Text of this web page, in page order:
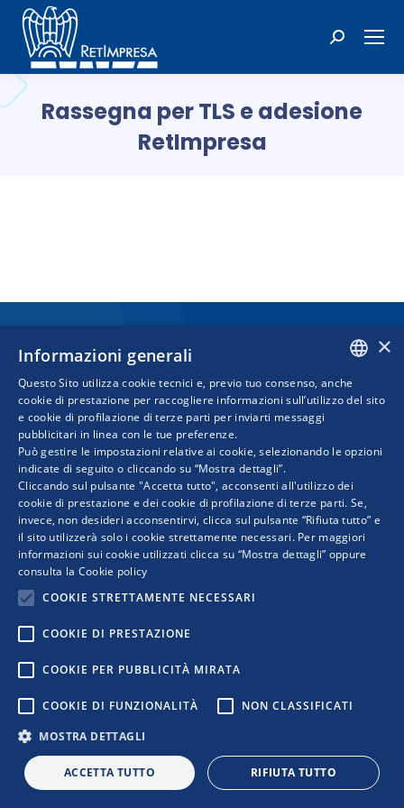
Cerca:
Rassegna per TLS e adesione
RetImpresa
COPYRIGHT © 2019 WWW.RETIMPRESA.IT
RetImpresa - Agenzia Confederale per le aggregazioni e le
reti d'imprese
Viale dell'Astronomia 30 - 00144 ROMA
Tel. 06 5903592 - email:retimpresa@confindustria.it- PEC
retimpresa@pec.retimpresa.it
| Codice fiscale 97583770587
PRIVACY|COOKIES
|
| |
ITALIAN
×
Informazioni generali
Questo Sito utilizza cookie tecnici e, previo tuo consenso, anche
cookie di prestazione per raccogliere informazioni sull’utilizzo del sito
e cookie di profilazione di terze parti per inviarti messaggi
pubblicitari in linea con le tue preferenze.
Può gestire le impostazioni relative ai cookie, selezionando le opzioni
indicate di seguito o cliccando su “Mostra dettagli”.
Cliccando sul pulsante "Accetta tutto", acconsenti all'utilizzo dei
cookie di prestazione e dei cookie di profilazione di terze parti. Se,
invece, non desideri acconsentirvi, clicca sul pulsante “Rifiuta tutto” e
il sito utilizzerà solo i cookie strettamente necessari. Per maggiori
informazioni sui cookie utilizzati clicca su “Mostra dettagli” oppure
consulta la Cookie policy
COOKIE STRETTAMENTE NECESSARI
COOKIE DI PRESTAZIONE
COOKIE PER PUBBLICITÀ MIRATA
COOKIE DI FUNZIONALITÀ
NON CLASSIFICATI
MOSTRA DETTAGLI
ACCETTA TUTTO RIFIUTA TUTTO